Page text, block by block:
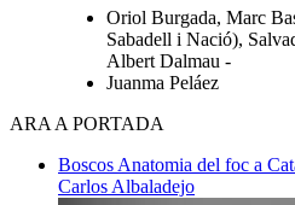
Oriol Burgada, Marc
Sabadell i Nació),
Albert Dalmau -
Juanma Peláez
ARA A PORTADA
Boscos Anatomia del foc a
Carlos Albaladejo